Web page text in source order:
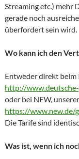
Streaming etc.) mehr
gerade noch
überfordert sein wird.
Wo kann ich den
Entweder direkt beim
http://
oder bei NEW,
https://www.new.de/
Die Tarife sind
Was ist, wenn ich